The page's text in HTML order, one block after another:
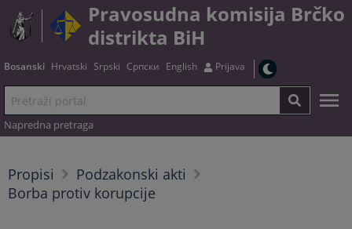
Pravosudna komisija Brčko
distrikta BiH
Bosanski Hrvatski Srpski Српски English Prijava
Napredna pretraga
Propisi
Podzakonski akti
Borba protiv korupcije